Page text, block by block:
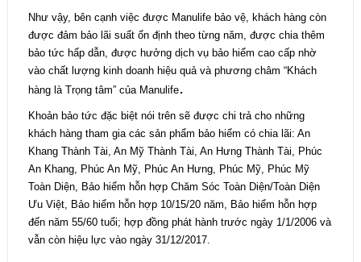
Như vậy, bên cạnh việc được Manulife bảo vệ, khách hàng còn
được đảm bảo lãi suất ổn định theo từng năm, được chia thêm
bảo tức hấp dẫn, được hưởng dịch vụ bảo hiểm cao cấp nhờ
vào chất lượng kinh doanh hiệu quả và phương châm “Khách
hàng là Trọng tâm” của Manulife.
Khoản bảo tức đặc biệt nói trên sẽ được chi trả cho những
khách hàng tham gia các sản phẩm bảo hiểm có chia lãi: An
Khang Thành Tài, An Mỹ Thành Tài, An Hưng Thành Tài, Phúc
An Khang, Phúc An Mỹ, Phúc An Hưng, Phúc Mỹ, Phúc Mỹ
Toàn Diện, Bảo hiểm hỗn hợp Chăm Sóc Toàn Diện/Toàn Diện
Ưu Việt, Bảo hiểm hỗn hợp 10/15/20 năm, Bảo hiểm hỗn hợp
đến năm 55/60 tuổi; hợp đồng phát hành trước ngày 1/1/2006 và
vẫn còn hiệu lực vào ngày 31/12/2017.